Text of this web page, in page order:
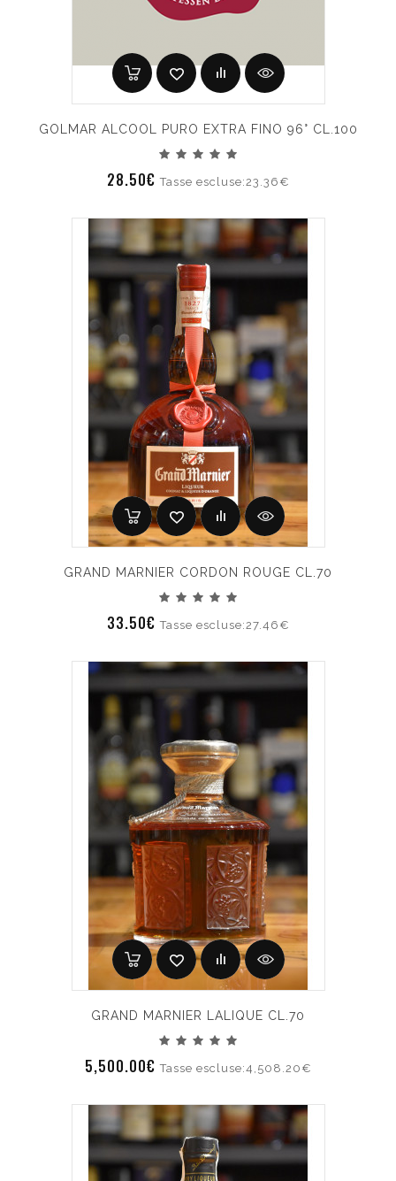
GOLMAR ALCOOL PURO EXTRA FINO 96° CL.100
28.50€Tasse escluse:23.36€
GRAND MARNIER CORDON ROUGE CL.70
33.50€Tasse escluse:27.46€
GRAND MARNIER LALIQUE CL.70
5,500.00€Tasse escluse:4,508.20€